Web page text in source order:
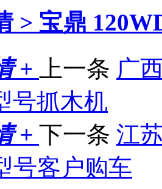
> 宝鼎
+
上一条 广
号抓木机
+ 下一条 江
号客户购车